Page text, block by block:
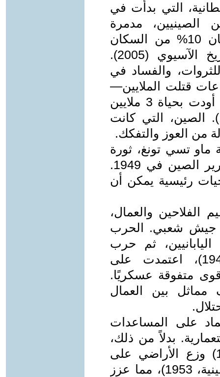
التي بدأت في
الصينيين، مدمرة
المجتمع والاقتصاد. بحلول 1930، كان 10% من السكان
مدمنين، وفقًا لدراسات مجلة التاريخ الآسيوي (2005).
والفساد في
قتلت الملايين—
مثل مجاعة خنان (1942-1943) التي أودت بحياة 3 ملايين
شخص (تقرير الأمم المتحدة، 1944). الصين، التي كانت
من العوز والتفكك.
ماو تسي تونغ، ثورة
شعبية ضد هذه الظروف، محققًا تحرير الصين في 1949.
رئيسية يمكن أن
والعمال،
في جيش شعبي. الحرب
(1937-1945) ضد اليابانيين، ثم حرب
التحرير ضد الكومينتانغ (1945-1949)، اعتمدت على
متفوقة عسكريًا.
بين العمال
على المساعدات
بدلاً من ذلك،
أطلق إصلاحات زراعية (1949-1952) وزع الأراضي على
300 مليون فلاح (تقرير الحكومة الصينية، 1953)، مما عزز